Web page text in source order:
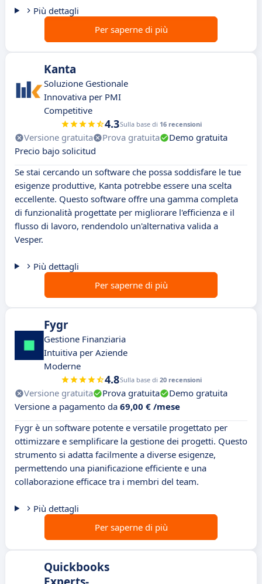
Più dettagli
Per saperne di più
Kanta
Soluzione Gestionale
Innovativa per PMI
Competitive
4.3Sulla base di 16 recensioni
Versione gratuita Prova gratuita
Demo gratuita
Precio bajo solicitud
Se stai cercando un software che possa soddisfare le tue
esigenze produttive, Kanta potrebbe essere una scelta
eccellente. Questo software offre una gamma completa
di funzionalità progettate per migliorare l'efficienza e il
flusso di lavoro, rendendolo un'alternativa valida a
Vesper.
Più dettagli
Per saperne di più
Fygr
Gestione Finanziaria
Intuitiva per Aziende
Moderne
4.8Sulla base di 20 recensioni
Versione gratuita Prova gratuita
Demo gratuita
Versione a pagamento da 69,00 € /mese
Fygr è un software potente e versatile progettato per
ottimizzare e semplificare la gestione dei progetti. Questo
strumento si adatta facilmente a diverse esigenze,
permettendo una pianificazione efficiente e una
collaborazione efficace tra i membri del team.
Più dettagli
Per saperne di più
Quickbooks